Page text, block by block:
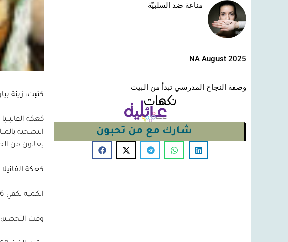
مناعة ضد السلبيّة
NA August 2025
وصفة النجاح المدرسي تبدأ من البيت
شارك مع من تحبون
كتبت: زينة
كعكة
التضحية
يعانون من
كعكة الفانيلا
الكمية تكفي 6 أشخاص
وقت التحضير: 25 دقيقة